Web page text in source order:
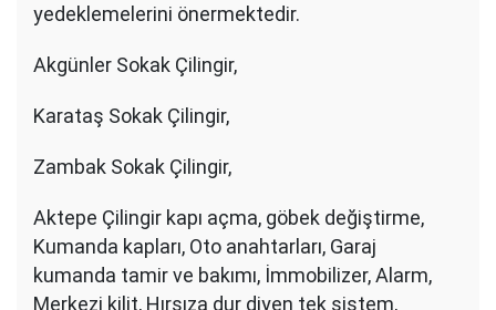
yedeklemelerini önermektedir.
Akgünler Sokak Çilingir,
Karataş Sokak Çilingir,
Zambak Sokak Çilingir,
Aktepe Çilingir kapı açma, göbek değiştirme,
Kumanda kapları, Oto anahtarları, Garaj
kumanda tamir ve bakımı, İmmobilizer, Alarm,
Merkezi kilit, Hırsıza dur diyen tek sistem,